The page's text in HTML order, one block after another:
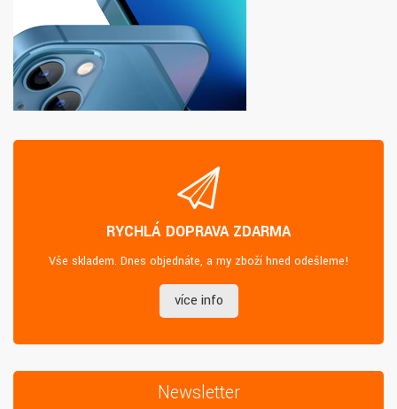
RYCHLÁ DOPRAVA ZDARMA
Vše skladem. Dnes objednáte, a my zboží hned odešleme!
více info
Newsletter